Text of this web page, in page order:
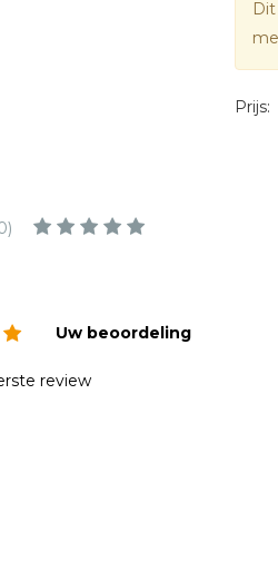
| Alblasserwaard
Prijs:
Uw beoordeling
review